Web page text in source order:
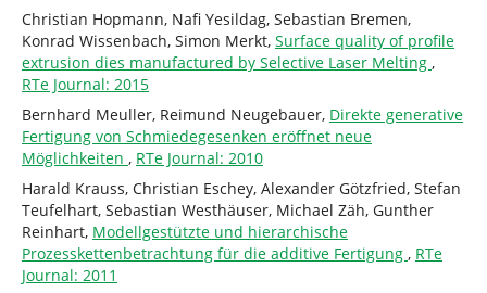
Christian Hopmann, Nafi Yesildag, Sebastian Bremen,
Konrad Wissenbach, Simon Merkt, Surface quality of profile
extrusion dies manufactured by Selective Laser Melting ,
RTe Journal: 2015
Bernhard Meuller, Reimund Neugebauer, Direkte generative
Fertigung von Schmiedegesenken eröffnet neue
Möglichkeiten , RTe Journal: 2010
Harald Krauss, Christian Eschey, Alexander Götzfried, Stefan
Teufelhart, Sebastian Westhäuser, Michael Zäh, Gunther
Reinhart, Modellgestützte und hierarchische
Prozesskettenbetrachtung für die additive Fertigung , RTe
Journal: 2011